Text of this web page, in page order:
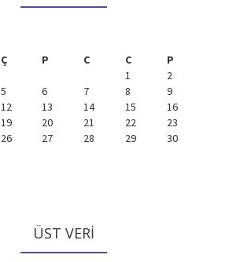
Ç P C C
P
1
2
5 6 7 8
9
12 13 14 15
16
19 20 21 22
23
26 27 28 29
30
ÜST VERI